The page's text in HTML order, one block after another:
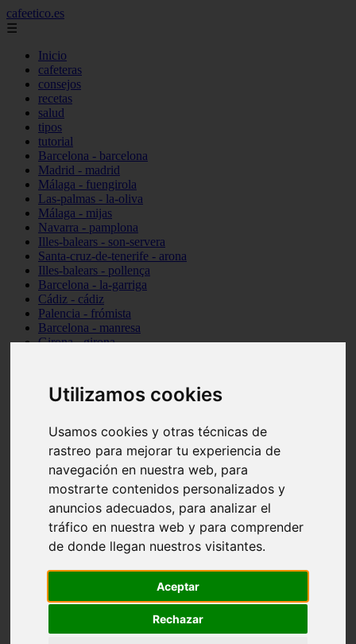
Utilizamos cookies
Usamos cookies y otras técnicas de
rastreo para mejorar tu experiencia de
navegación en nuestra web, para
mostrarte contenidos personalizados y
anuncios adecuados, para analizar el
tráfico en nuestra web y para comprender
de donde llegan nuestros visitantes.
Aceptar
Rechazar
cafeetico.es
☰
Inicio
cafeteras
consejos
recetas
salud
tipos
tutorial
Barcelona - barcelona
Madrid - madrid
Málaga - fuengirola
Las-palmas - la-oliva
Málaga - mijas
Navarra - pamplona
Illes-balears - son-servera
Santa-cruz-de-tenerife - arona
Illes-balears - pollença
Barcelona - la-garriga
Cádiz - cádiz
Palencia - frómista
Barcelona - manresa
Girona - girona
Valencia - valencia
Málaga - nerja
A-coruña - santiago-de-compostela
Tarragona - tarragona
Asturias - gijón
Girona - figueres
Madrid - leganés
Almería - roquetas-de-mar
Girona - tossa-de-mar
Barcelona - sant-cugat-del-vallès
Alicante - l39alfàs-del-pi
Barcelona - vilanova-i-la-geltrú
Illes-balears - alcúdia